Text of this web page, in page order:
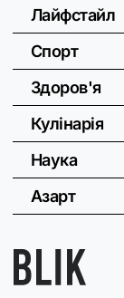
Лайфстайл
Спорт
Здоров'я
Кулінарія
Наука
Азарт